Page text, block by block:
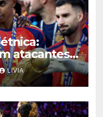
atacantes
LIVIA